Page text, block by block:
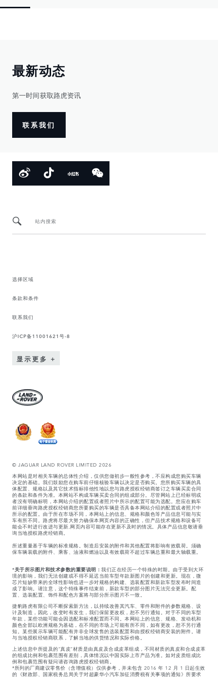
最新动态
第一时间获取路虎资讯
联系我们
站内搜索
选择区域
条款和条件
联系我们
沪ICP备11001621号-8
显示更多
© JAGUAR LAND ROVER LIMITED 2026
本网站是对相关车辆的总体性介绍，仅供您做初步一般性参考，不应构成您购买车辆
决定的基础。我们鼓励您在购车前仔细核验车辆以决定是否购买。您所购买车辆的具
体配置、规格以及其它技术指标排他性地以您与路虎授权经销商签订之车辆买卖合同
的条款和条件为准。本网站不构成车辆买卖合同的组成部分。尽管网站上已经标明或
者没有明确标明，本网站介绍的配置或者照片中所示的配置可能为选配。您应在购车
前详细垂询路虎授权经销商您所要购买的车辆是否具备本网站介绍的配置或者照片中
所示的配置。由于所在市场不同，本网站上的信息、规格和颜色等产品信息可能与实
车有所不同。路虎将尽最大努力确保本网页内容的正确性，但产品技术规格和设备可
能会不时进行改进与更新,网页内容可能存在更新不及时的情况。具体产品信息敬请垂
询当地授权路虎经销商。
所述重量基于车辆的标准规格。制造后安装的附件和其他配置将影响有效载荷。须确
保车辆装载的附件、乘客、油液和燃油以及有效载荷不超过车辆总重和最大轴载重。
*关于所示图片和技术参数的重要说明： 我们正在经历一个特殊的时期。由于受到大环
境的影响，我们无法创建或不得不延迟当前车型年款新图片的创建和更新。现在，微
芯片短缺带来的全球性影响也进一步对规格的构建、选装配置和新款车型发布时间造
成了影响。请注意，这个特殊事件结束前，新款车型的部分图片无法完全更新。配
置、选装配置、饰件和配色方案将与部分所示图片不一致。
捷豹路虎有限公司不断探索新方法，以持续改善其汽车、零件和附件的参数规格、设
计及制造，因此，改变时有发生，我们保留更改权，恕不另行通知。对于不同的车型
年款，某些功能可能会因选配和标准配置而不同。本网站上的信息、规格、发动机和
颜色全部以欧洲规格为基础，在不同的市场上可能有所不同，如有更改，恕不另行通
知。某些展示车辆可能配有并非全球发售的选装配置和由授权经销商安装的附件。请
与当地授权经销商联系，了解当地的供货情况和实际价格。
上述信息中所提及的“真皮”材质是由真皮及合成皮革组成，不同材质的真皮和合成皮革
的组成比例和包裹范围有差别，具体情况以中国实际上市产品为准。如对皮质组成比
例和包裹范围有疑问请咨询路虎授权经销商。
*所列的厂商建议零售价（含增值税）仅供参考，并未包含 2016 年 12 月 1 日起生效
的《财政部、国家税务总局关于对超豪华小汽车加征消费税有关事项的通知》所要求